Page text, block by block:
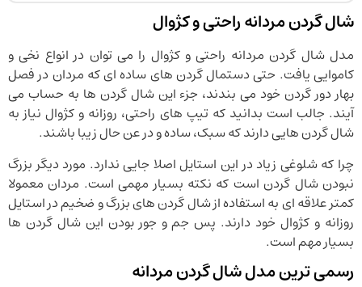
شال گردن مردانه راحتی و کژوال
مدل شال گردن مردانه راحتی و کژوال را می توان در انواع نخی و
کاموایی یافت. حتی دستمال گردن های ساده ای که مردان در فصل
بهار دور گردن خود می بندند، جزء این شال گردن ها به حساب می
آیند. جالب است بدانید که تیپ های راحتی، روزانه و کژوال نیاز به
شال گردن هایی دارند که سبک، ساده و در عن حال زیبا باشند.
چرا که شلوغی زیاد در این استایل اصلا جایی ندارد. مورد دیگر بزرگ
نبودن شال گردن است که نکته بسیار مهمی است. مردان معمولا
کمتر علاقه ای به استفاده از شال گردن های بزرگ و ضخیم در استایل
روزانه و کژوال خود دارند. پس جم و جور بودن این شال گردن ها
بسیار مهم است.
رسمی ترین مدل شال گردن مردانه